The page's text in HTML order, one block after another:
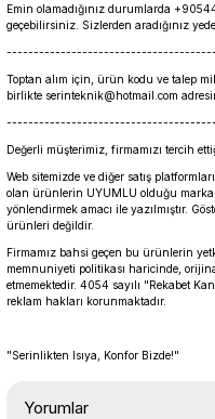
Emin olamadığınız durumlarda
geçebilirsiniz. Sizlerden aradığınız
Toptan alım için, ürün kodu ve talep
birlikte serinteknik@hotmail.com
Değerli müşterimiz, firmamızı tercih
Web sitemizde ve diğer satış
olan ürünlerin UYUMLU olduğu marka
yönlendirmek amacı ile yazılmıştır.
ürünleri değildir.
Firmamız bahsi geçen bu ürünlerin
memnuniyeti politikası haricinde,
etmemektedir. 4054 sayılı "Rekabet
reklam hakları korunmaktadır.
"Serinlikten Isıya, Konfor Bizde!"
Yorumlar